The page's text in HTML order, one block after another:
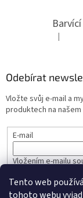
Tento web
tohoto webu
|
Odebírat
Vložte svůj e-mail a
produktech na našem
E-mail
Vložením e-mailu
PŘIHLÁSIT SE